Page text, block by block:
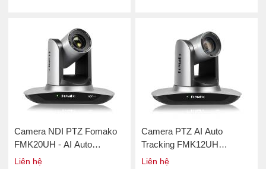
Camera NDI PTZ Fomako
FMK20UH - AI Auto
Tracking
Liên hệ
Camera PTZ AI Auto
Tracking FMK12UH
Pro(20x)
Liên hệ